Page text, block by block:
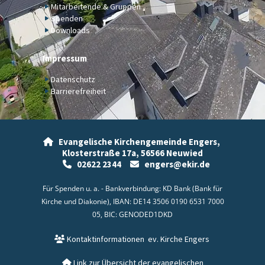
Mitarbeitende & Gruppen
Spenden
Downloads
Impressum
Datenschutz
Barrierefreiheit

Evangelische Kirchengemeinde Engers,
Klosterstraße 17a, 56566 Neuwied
02622 2344 engers@ekir.de
Für Spenden u. a. - Bankverbindung: KD Bank (Bank für
Kirche und Diakonie), IBAN: DE14 3506 0190 6531 7000
05, BIC: GENODED1DKD
Kontaktinformationen ev. Kirche Engers
Link zur Übersicht der evangelischen